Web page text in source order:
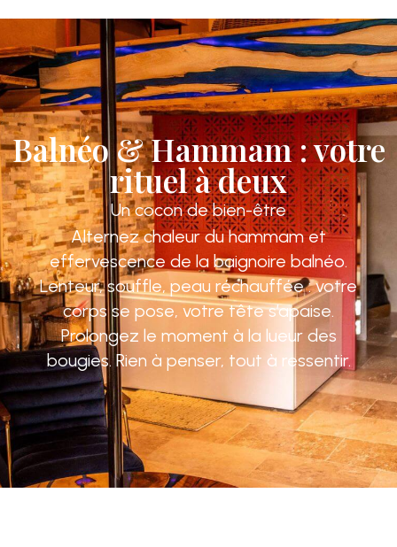
Balnéo & Hammam : votre
rituel à deux
Un cocon de bien-être
Alternez chaleur du hammam et
effervescence de la baignoire balnéo.
Lenteur, souffle, peau réchauffée : votre
corps se pose, votre tête s’apaise.
Prolongez le moment à la lueur des
bougies. Rien à penser, tout à ressentir.